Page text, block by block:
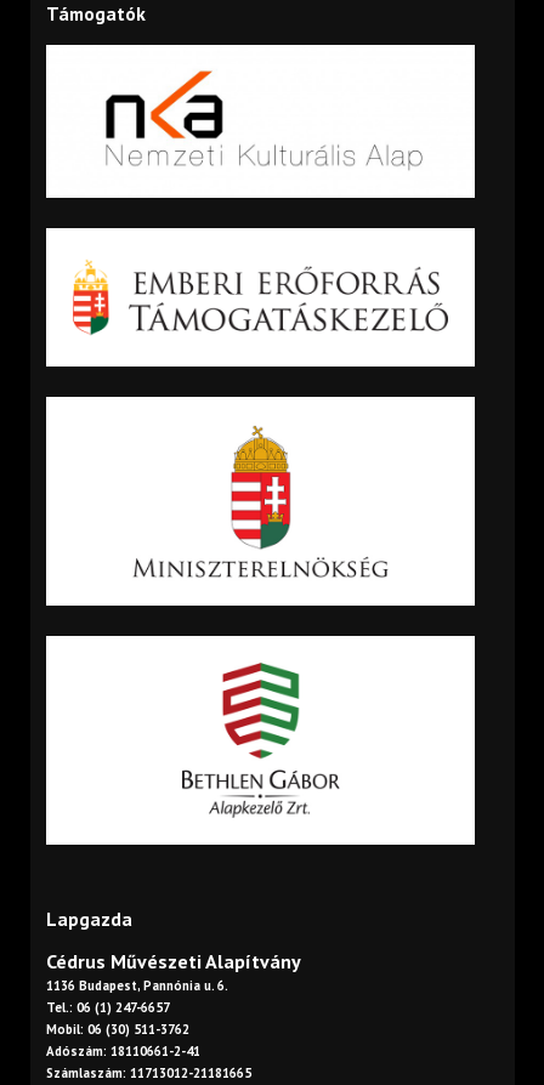
Támogatók
Lapgazda
Cédrus Művészeti Alapítvány
1136 Budapest, Pannónia u. 6.
Tel.: 06 (1) 247-6657
Mobil: 06 (30) 511-3762
Adószám: 18110661-2-41
Számlaszám: 11713012-21181665